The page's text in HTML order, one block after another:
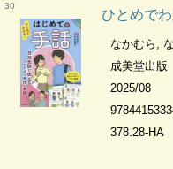
30
ひとめでわ
なかむら,
成美堂出版
2025/08
378.28-HA